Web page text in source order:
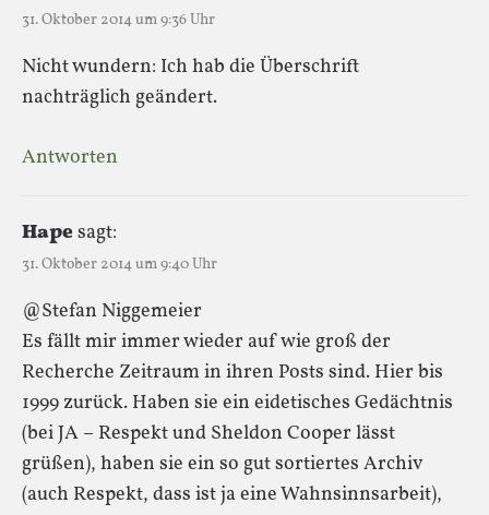
31. Oktober 2014 um 9:36 Uhr
Nicht wundern: Ich hab die Überschrift
nachträglich geändert.
Antworten
Hapesagt:
31. Oktober 2014 um 9:40 Uhr
@Stefan Niggemeier
Es fällt mir immer wieder auf wie groß der
Recherche Zeitraum in ihren Posts sind. Hier bis
1999 zurück. Haben sie ein eidetisches Gedächtnis
(bei JA – Respekt und Sheldon Cooper lässt
grüßen), haben sie ein so gut sortiertes Archiv
(auch Respekt, dass ist ja eine Wahnsinnsarbeit),